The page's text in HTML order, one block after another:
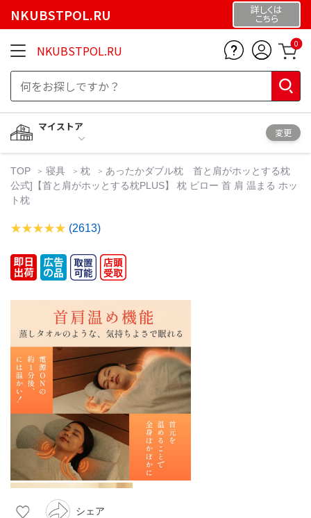
NKUBSTPOL.RU 詳しくは
こちら
NKUBSTPOL.RU 0
マイストア
変更
TOP 寝具 枕
あったかダブル枕 首と肩がホッとする枕
公式]【首と肩がホッとする枕PLUS】 枕 ピロー 首 肩 温まる ホッ
ト枕
(2613)
シェア